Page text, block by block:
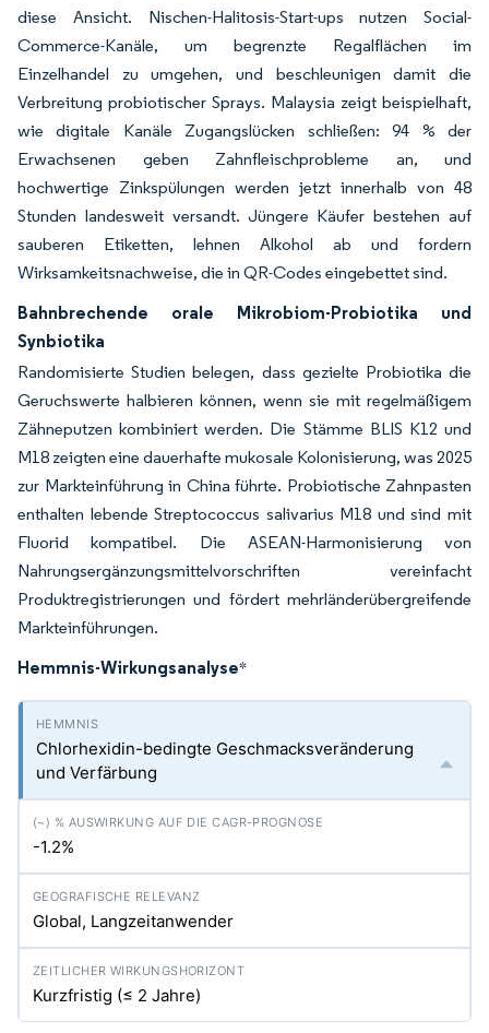
diese Ansicht. Nischen-Halitosis-Start-ups nutzen Social-
Commerce-Kanäle, um begrenzte Regalflächen im
Einzelhandel zu umgehen, und beschleunigen damit die
Verbreitung probiotischer Sprays. Malaysia zeigt beispielhaft,
wie digitale Kanäle Zugangslücken schließen: 94 % der
Erwachsenen geben Zahnfleischprobleme an, und
hochwertige Zinkspülungen werden jetzt innerhalb von 48
Stunden landesweit versandt. Jüngere Käufer bestehen auf
sauberen Etiketten, lehnen Alkohol ab und fordern
Wirksamkeitsnachweise, die in QR-Codes eingebettet sind.
Bahnbrechende orale Mikrobiom-Probiotika und
Synbiotika
Randomisierte Studien belegen, dass gezielte Probiotika die
Geruchswerte halbieren können, wenn sie mit regelmäßigem
Zähneputzen kombiniert werden. Die Stämme BLIS K12 und
M18 zeigten eine dauerhafte mukosale Kolonisierung, was 2025
zur Markteinführung in China führte. Probiotische Zahnpasten
enthalten lebende Streptococcus salivarius M18 und sind mit
Fluorid kompatibel. Die ASEAN-Harmonisierung von
Nahrungsergänzungsmittelvorschriften vereinfacht
Produktregistrierungen und fördert mehrländerübergreifende
Markteinführungen.
Hemmnis-Wirkungsanalyse*
Chlorhexidin-bedingte Geschmacksveränderung
und Verfärbung
-1.2%
Global, Langzeitanwender
Kurzfristig (≤ 2 Jahre)